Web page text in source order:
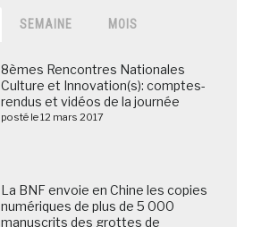
SEMAINE MOIS
8èmes Rencontres Nationales
Culture et Innovation(s): comptes-
rendus et vidéos de la journée
posté le 12 mars 2017
La BNF envoie en Chine les copies
numériques de plus de 5 000
manuscrits des grottes de